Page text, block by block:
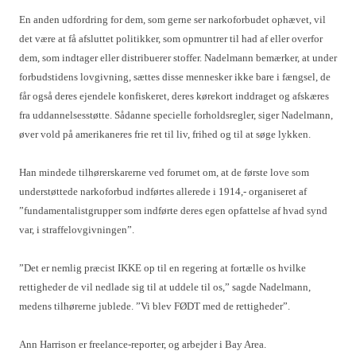
En anden udfordring for dem, som gerne ser narkoforbudet ophævet, vil
det være at få afsluttet politikker, som opmuntrer til had af eller overfor
dem, som indtager eller distribuerer stoffer. Nadelmann bemærker, at under
forbudstidens lovgivning, sættes disse mennesker ikke bare i fængsel, de
får også deres ejendele konfiskeret, deres kørekort inddraget og afskæres
fra uddannelsesstøtte. Sådanne specielle forholdsregler, siger Nadelmann,
øver vold på amerikaneres frie ret til liv, frihed og til at søge lykken.
Han mindede tilhørerskarerne ved forumet om, at de første love som
understøttede narkoforbud indførtes allerede i 1914,- organiseret af
”fundamentalistgrupper som indførte deres egen opfattelse af hvad synd
var, i straffelovgivningen”.
”Det er nemlig præcist IKKE op til en regering at fortælle os hvilke
rettigheder de vil nedlade sig til at uddele til os,” sagde Nadelmann,
medens tilhørerne jublede. ”Vi blev FØDT med de rettigheder”.
Ann Harrison er freelance-reporter, og arbejder i Bay Area.